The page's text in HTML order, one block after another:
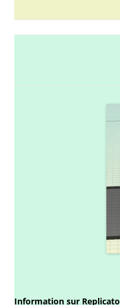
Information sur